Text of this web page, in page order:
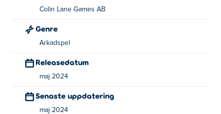
eller tryck på kuben i mitten
Pylon är skapad av Colin Lane Games AB. Spela deras
Wrestling,Knight Brawl,Dunkers
City Wrestling,Golf Zero
Colin Lane Games AB
Genre
Arkadspel
Releasedatum
maj 2024
Senaste uppdatering
maj 2024